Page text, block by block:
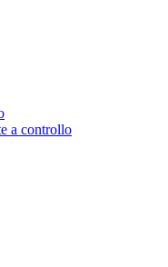
a controllo